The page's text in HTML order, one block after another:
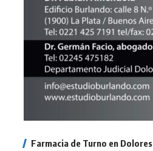
Farmacia de Turno en Dolores